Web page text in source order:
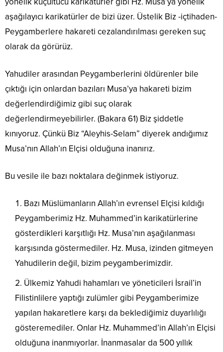
aşağılayıcı karikatürler de bizi üzer. Üstelik Biz -içtihaden-
Peygamberlere hakareti cezalandırılması gereken suç
olarak da görürüz.
Yahudiler arasından Peygamberlerini öldürenler bile
çıktığı için onlardan bazıları Musa’ya hakareti bizim
değerlendirdiğimiz gibi suç olarak
değerlendirmeyebilirler. (Bakara 61) Biz şiddetle
kınıyoruz. Çünkü Biz “Aleyhis-Selam” diyerek andığımız
Musa’nın Allah’ın Elçisi olduğuna inanırız.
Bu vesile ile bazı noktalara değinmek istiyoruz.
Bazı Müslümanların Allah’ın evrensel Elçisi kıldığı
Peygamberimiz Hz. Muhammed’in karikatürlerine
gösterdikleri karşıtlığı Hz. Musa’nın aşağılanması
karşısında göstermediler. Hz. Musa, izinden gitmeyen
Yahudilerin değil, bizim peygamberimizdir.
Ülkemiz Yahudi hahamları ve yöneticileri İsrail’in
Filistinlilere yaptığı zulümler gibi Peygamberimize
yapılan hakaretlere karşı da beklediğimiz duyarlılığı
gösteremediler. Onlar Hz. Muhammed’in Allah’ın Elçisi
olduğuna inanmıyorlar. İnanmasalar da 500 yıllık